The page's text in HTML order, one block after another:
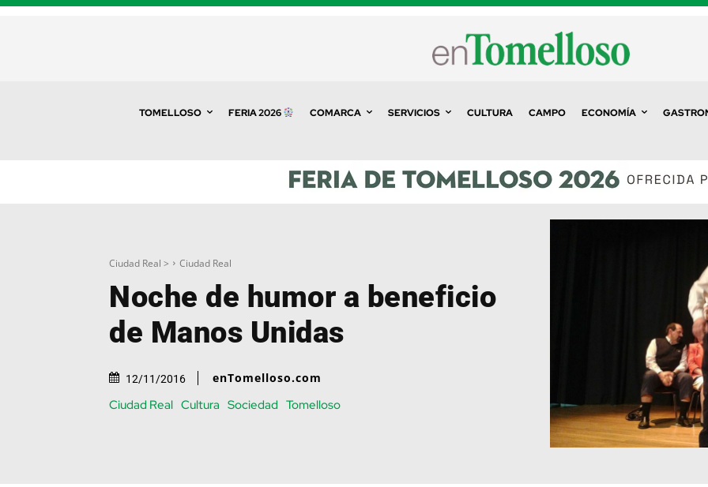
TOMELLOSO FERIA 2026 COMARCA SERVICIOS CULTURA CAMPO ECONOMÍA
Ciudad Real > Ciudad Real
Noche de humor a beneficio
de Manos Unidas
12/11/2016 enTomelloso.com
Ciudad Real Cultura Sociedad Tomelloso